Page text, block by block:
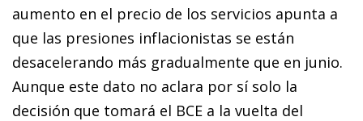
aumento en el precio de los servicios apunta a
que las presiones inflacionistas se están
desacelerando más gradualmente que en junio.
Aunque este dato no aclara por sí solo la
decisión que tomará el BCE a la vuelta del